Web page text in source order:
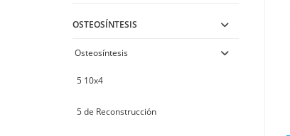
OSTEOSÍNTESIS
Osteosíntesis
5 10x4
5 de Reconstrucción